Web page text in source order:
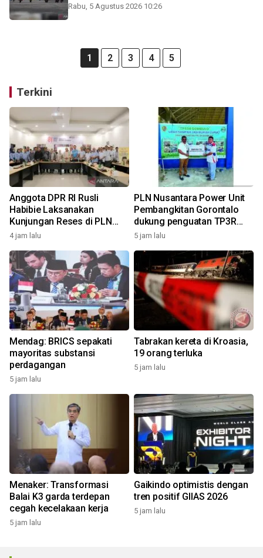
Rabu, 5 Agustus 2026 10:26
1 2 3 4 5
Terkini
Anggota DPR RI Rusli
Habibie Laksanakan
Kunjungan Reses di PLN
Nusantara Power Unit
4 jam lalu
PLN Nusantara Power Unit
Pembangkitan Gorontalo
dukung penguatan TP3R
Tanggidaa Group melalui
ekonomi sirkular
5 jam lalu
Mendag: BRICS sepakati
mayoritas substansi
perdagangan
5 jam lalu
Tabrakan kereta di Kroasia,
19 orang terluka
5 jam lalu
Menaker: Transformasi
Balai K3 garda terdepan
cegah kecelakaan kerja
5 jam lalu
Gaikindo optimistis dengan
tren positif GIIAS 2026
5 jam lalu